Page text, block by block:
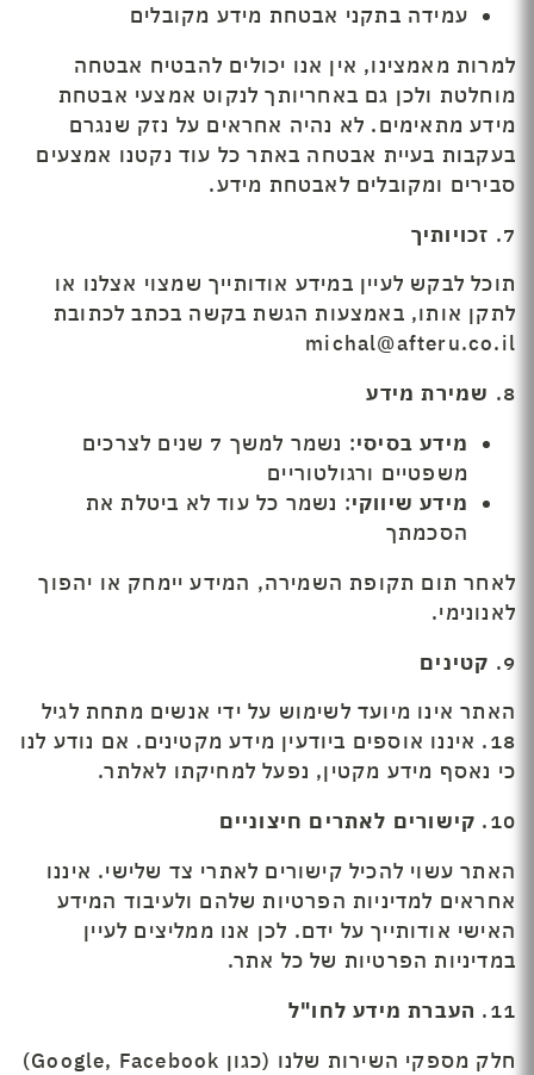
עמידה בתקני אבטחת מידע מקובלים
למרות מאמצינו, אין אנו יכולים להבטיח אבטחה
מוחלטת ולכן גם באחריותך לנקוט אמצעי אבטחת
מידע מתאימים. לא נהיה אחראים על נזק שנגרם
בעקבות בעיית אבטחה באתר כל עוד נקטנו אמצעים
סבירים ומקובלים לאבטחת מידע.
7.
זכויותיך
תוכל לבקש לעיין במידע אודותייך שמצוי אצלנו או
לתקן אותו, באמצעות הגשת בקשה בכתב לכתובת
michal@afteru.co.il
8.
שמירת מידע
מידע בסיסי
: נשמר למשך 7 שנים לצרכים
משפטיים ורגולטוריים
מידע שיווקי: נשמר כל עוד לא ביטלת את
הסכמתך
לאחר תום תקופת השמירה, המידע יימחק או יהפוך
לאנונימי.
9.
קטינים
האתר אינו מיועד לשימוש על ידי אנשים מתחת לגיל
18. איננו אוספים ביודעין מידע מקטינים. אם נודע לנו
כי נאסף מידע מקטין, נפעל למחיקתו לאלתר.
10.
קישורים לאתרים חיצוניים
האתר עשוי להכיל קישורים לאתרי צד שלישי. איננו
אחראים למדיניות הפרטיות שלהם ולעיבוד המידע
האישי אודותייך על ידם. לכן אנו ממליצים לעיין
במדיניות הפרטיות של כל אתר.
11.
העברת מידע לחו"ל
חלק מספקי השירות שלנו (כגון Google, Facebook)